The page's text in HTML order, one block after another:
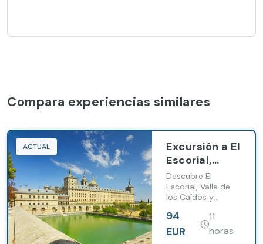
Compara experiencias similares
ACTUAL
Excursión a El
Escorial,
Valle de los
Caídos y
Segovia
desde
Madrid
Descubre El
Escorial, Valle de
los Caídos y
Madrid con guía y
acceso a
94
EUR
11
horas